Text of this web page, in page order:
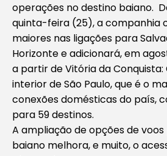
operações no destino baiano.
quinta-feira (25), a companhia
maiores nas ligações para
Horizonte e adicionará, em
a partir de Vitória da Conquista:
interior de São Paulo, que é o
conexões domésticas do país,
para 59 destinos.
A ampliação de opções de
baiano melhora, e muito, o